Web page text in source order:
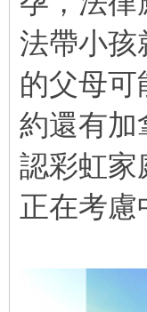
法帶小孩
的父母
約還有加
認彩虹家
正在考